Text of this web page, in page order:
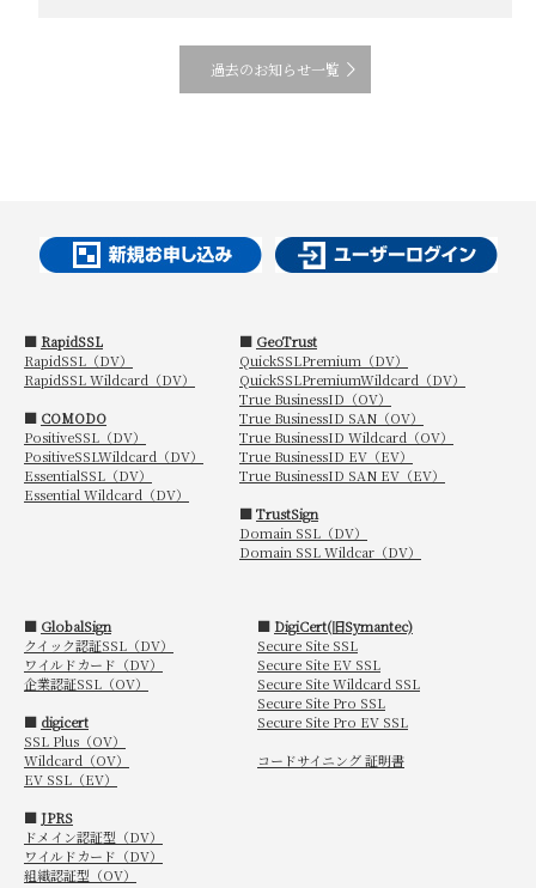
過去のお知らせ一覧
■ RapidSSL ■ GeoTrust
RapidSSL（DV）
QuickSSLPremium（DV）
RapidSSL Wildcard（DV）
QuickSSLPremiumWildcard（DV）
True BusinessID（OV）
■ COMODO
True BusinessID SAN（OV）
PositiveSSL（DV）
True BusinessID Wildcard（OV）
PositiveSSLWildcard（DV）
True BusinessID EV（EV）
EssentialSSL（DV）
True BusinessID SAN EV（EV）
Essential Wildcard（DV）
■TrustSign
Domain SSL（DV）
Domain SSL Wildcar（DV）
■ GlobalSign ■ DigiCert(旧Symantec)
クイック認証SSL（DV）
Secure Site SSL
ワイルドカード（DV）
Secure Site EV SSL
企業認証SSL（OV）
Secure Site Wildcard SSL
Secure Site Pro SSL
■ digicert
Secure Site Pro EV SSL
SSL Plus（OV）
Wildcard（OV）
コードサイニング 証明書
EV SSL（EV）
■JPRS
ドメイン認証型（DV）
ワイルドカード（DV）
組織認証型（OV）